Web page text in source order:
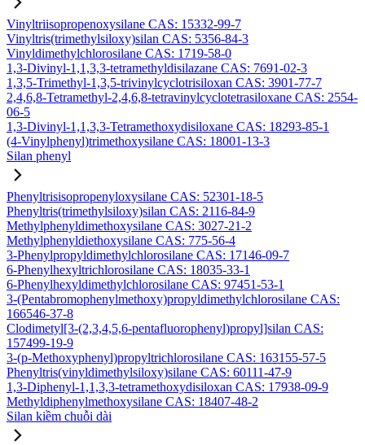
Vinyltriisopropenoxysilane CAS: 15332-99-7
Vinyltris(trimethylsiloxy)silan CAS: 5356-84-3
Vinyldimethylchlorosilane CAS: 1719-58-0
1,3-Divinyl-1,1,3,3-tetramethyldisilazane CAS: 7691-02-3
1,3,5-Trimethyl-1,3,5-trivinylcyclotrisiloxan CAS: 3901-77-7
2,4,6,8-Tetramethyl-2,4,6,8-tetravinylcyclotetrasiloxane CAS: 2554-
06-5
1,3-Divinyl-1,1,3,3-Tetramethoxydisiloxane CAS: 18293-85-1
(4-Vinylphenyl)trimethoxysilane CAS: 18001-13-3
Silan phenyl
Phenyltrisisopropenyloxysilane CAS: 52301-18-5
Phenyltris(trimethylsiloxy)silan CAS: 2116-84-9
Methylphenyldimethoxysilane CAS: 3027-21-2
Methylphenyldiethoxysilane CAS: 775-56-4
3-Phenylpropyldimethylchlorosilane CAS: 17146-09-7
6-Phenylhexyltrichlorosilane CAS: 18035-33-1
6-Phenylhexyldimethylchlorosilane CAS: 97451-53-1
3-(Pentabromophenylmethoxy)propyldimethylchlorosilane CAS:
166546-37-8
Clodimetyl[3-(2,3,4,5,6-pentafluorophenyl)propyl]silan CAS:
157499-19-9
3-(p-Methoxyphenyl)propyltrichlorosilane CAS: 163155-57-5
Phenyltris(vinyldimethylsiloxy)silane CAS: 60111-47-9
1,3-Diphenyl-1,1,3,3-tetramethoxydisiloxan CAS: 17938-09-9
Methyldiphenylmethoxysilane CAS: 18407-48-2
Silan kiềm chuỗi dài